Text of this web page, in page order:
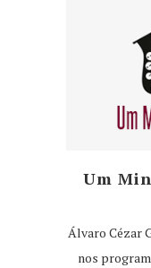
Um
Álvaro Cézar
nos